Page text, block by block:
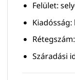
Felület:
Száradási